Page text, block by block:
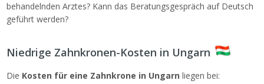
behandelnden Arztes? Kann das Beratungsgespräch auf Deutsch
geführt werden?
Niedrige Zahnkronen-Kosten in Ungarn
Die Kosten für eine Zahnkrone in Ungarn liegen bei: